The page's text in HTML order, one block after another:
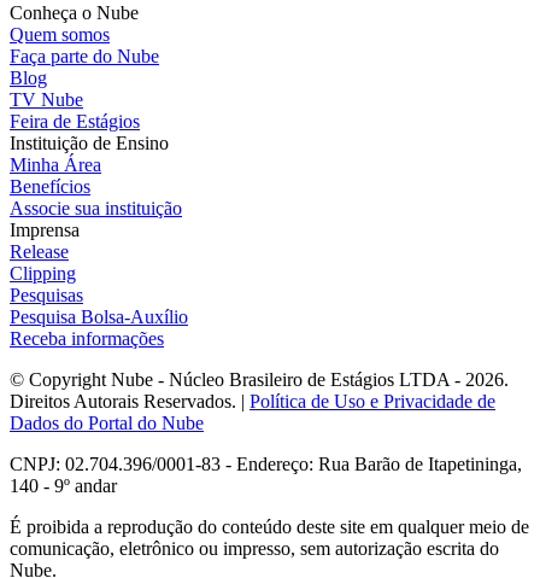
Conheça o Nube
Quem somos
Faça parte do Nube
Blog
TV Nube
Feira de Estágios
Instituição de Ensino
Minha Área
Benefícios
Associe sua instituição
Imprensa
Release
Clipping
Pesquisas
Pesquisa Bolsa-Auxílio
Receba informações
© Copyright Nube - Núcleo Brasileiro de Estágios LTDA - 2026.
Direitos Autorais Reservados. | Política de Uso e Privacidade de
Dados do Portal do Nube
CNPJ: 02.704.396/0001-83 - Endereço: Rua Barão de Itapetininga,
140 - 9º andar
É proibida a reprodução do conteúdo deste site em qualquer meio de
comunicação, eletrônico ou impresso, sem autorização escrita do
Nube.